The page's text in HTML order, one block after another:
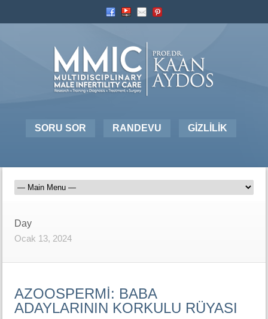
SORU SOR RANDEVU GİZLİLİK
Day
Ocak 13, 2024
AZOOSPERMİ: BABA
ADAYLARININ KORKULU RÜYASI